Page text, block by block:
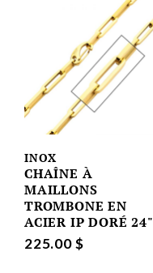
INOX
CHAÎNE À
MAILLONS
TROMBONE EN
ACIER IP DORÉ 24"
225.00 $